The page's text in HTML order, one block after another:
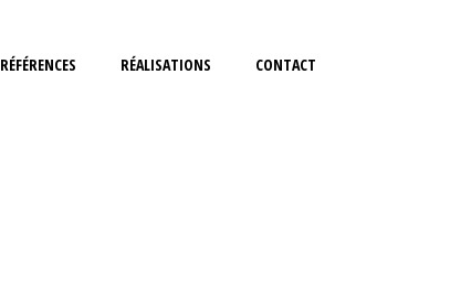
RÉFÉRENCES RÉALISATIONS CONTACT